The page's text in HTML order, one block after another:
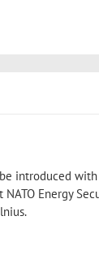
introduced with
Energy